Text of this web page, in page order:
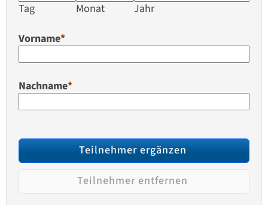
Tag Monat
Jahr
Vorname*
Nachname*
Teilnehmer ergänzen
Teilnehmer entfernen